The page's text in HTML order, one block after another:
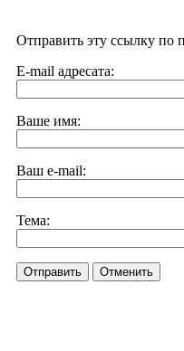
Отправить эту ссылку по
E-mail адресата:
Ваше имя:
Ваш e-mail:
Тема:
Отправить Отменить